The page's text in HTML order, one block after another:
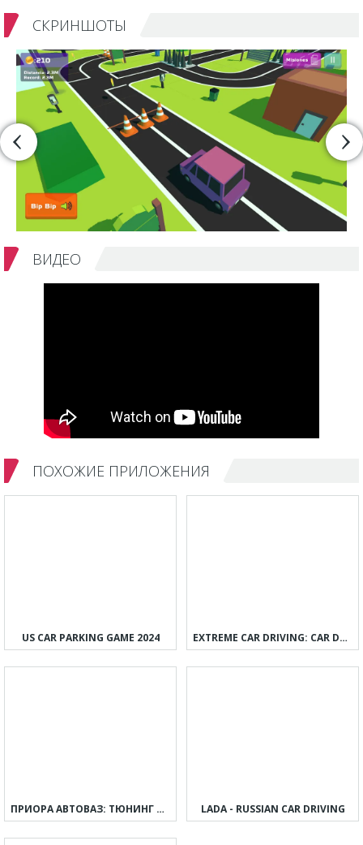
СКРИНШОТЫ
ВИДЕО
ПОХОЖИЕ ПРИЛОЖЕНИЯ
US CAR PARKING GAME 2024 EXTREME CAR DRIVING: CAR DRIFT
ПРИОРА АВТОВАЗ: ТЮНИНГ И ДРИФТ LADA - RUSSIAN CAR DRIVING